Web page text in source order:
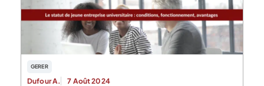
GERER
Dufour A. 7 Août 2024